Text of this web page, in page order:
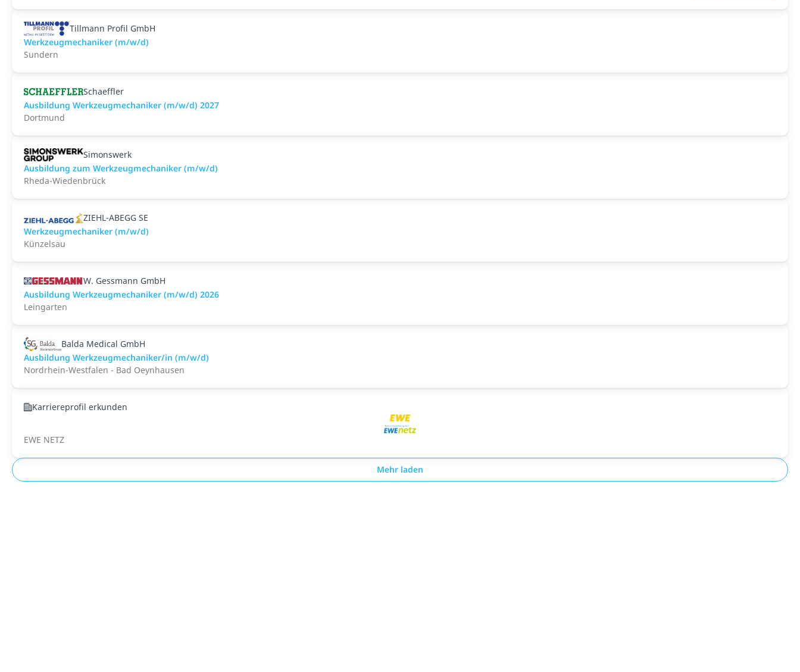
Tillmann Profil GmbH
Werkzeugmechaniker (m/w/d)
Sundern
Schaeffler
Ausbildung Werkzeugmechaniker (m/w/d) 2027
Dortmund
Simonswerk
Ausbildung zum Werkzeugmechaniker (m/w/d)
Rheda-Wiedenbrück
ZIEHL-ABEGG SE
Werkzeugmechaniker (m/w/d)
Künzelsau
W. Gessmann GmbH
Ausbildung Werkzeugmechaniker (m/w/d) 2026
Leingarten
Balda Medical GmbH
Ausbildung Werkzeugmechaniker/in (m/w/d)
Nordrhein-Westfalen - Bad Oeynhausen
Karriereprofil erkunden
EWE NETZ
Mehr laden